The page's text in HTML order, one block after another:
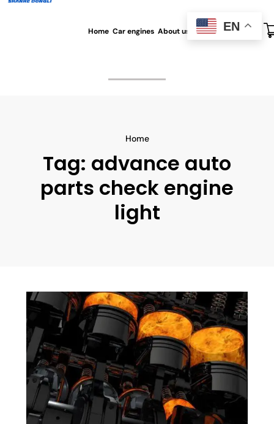
Home Car engines About us All blog Contact us
Home
Tag: advance auto
parts check engine
light
EN